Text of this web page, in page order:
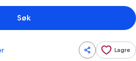
Søk
Lagre